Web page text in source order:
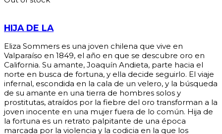
HIJA DE LA
Eliza Sommers es una joven chilena que vive en
Valparaíso en 1849, el año en que se descubre oro en
California. Su amante, Joaquín Andieta, parte hacia el
norte en busca de fortuna, y ella decide seguirlo. El viaje
infernal, escondida en la cala de un velero, y la búsqueda
de su amante en una tierra de hombres solos y
prostitutas, atraídos por la fiebre del oro transforman a la
joven inocente en una mujer fuera de lo común. Hija de
la fortuna es un retrato palpitante de una época
marcada por la violencia y la codicia en la que los